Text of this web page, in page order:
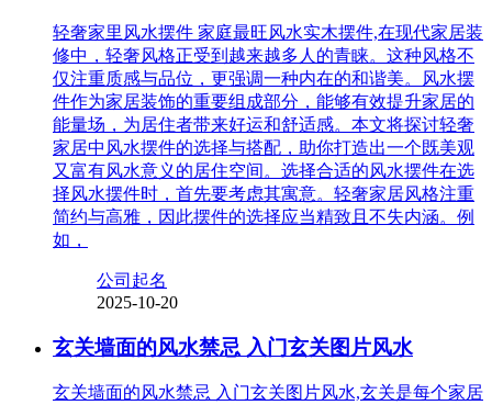
轻奢家里风水摆件 家庭最旺风水实木摆件,在现代家居装
修中，轻奢风格正受到越来越多人的青睐。这种风格不
仅注重质感与品位，更强调一种内在的和谐美。风水摆
件作为家居装饰的重要组成部分，能够有效提升家居的
能量场，为居住者带来好运和舒适感。本文将探讨轻奢
家居中风水摆件的选择与搭配，助你打造出一个既美观
又富有风水意义的居住空间。选择合适的风水摆件在选
择风水摆件时，首先要考虑其寓意。轻奢家居风格注重
简约与高雅，因此摆件的选择应当精致且不失内涵。例
如，
公司起名
2025-10-20
玄关墙面的风水禁忌 入门玄关图片风水
玄关墙面的风水禁忌 入门玄关图片风水,玄关是每个家居